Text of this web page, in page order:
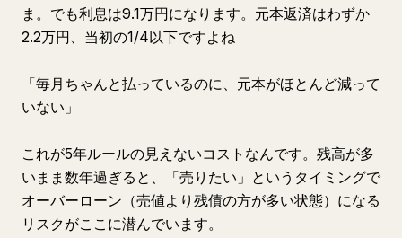
ま。でも利息は9.1万円になります。元本返済はわずか
2.2万円、当初の1/4以下ですよね
「毎月ちゃんと払っているのに、元本がほとんど減って
いない」
これが5年ルールの見えないコストなんです。残高が多
いまま数年過ぎると、「売りたい」というタイミングで
オーバーローン（売値より残債の方が多い状態）になる
リスクがここに潜んでいます。